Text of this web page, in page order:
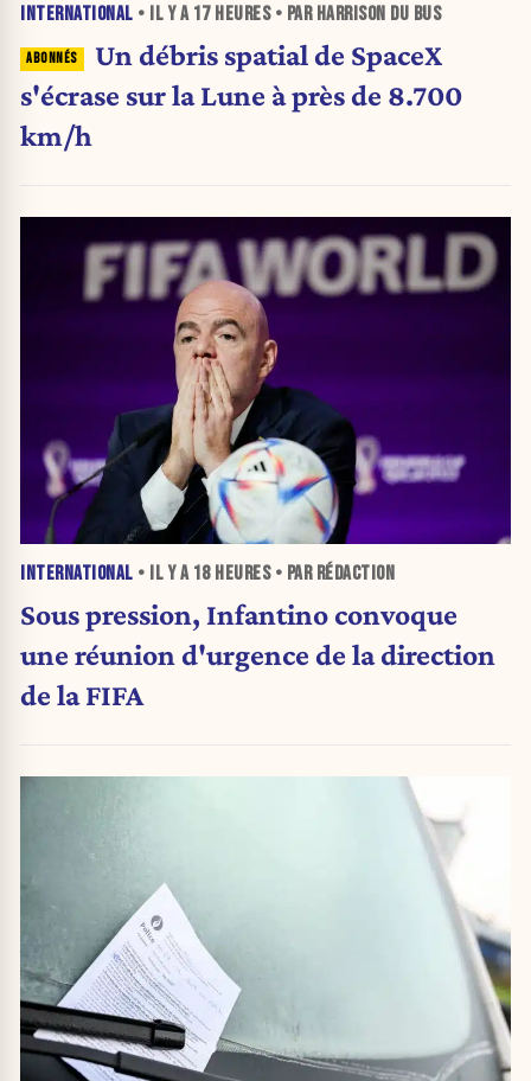
INTERNATIONAL • IL Y A 17 HEURES• PAR HARRISON DU BUS
Un débris spatial de SpaceX
s'écrase sur la Lune à près de 8.700
km/h
INTERNATIONAL • IL Y A 18 HEURES• PAR RÉDACTION
Sous pression, Infantino convoque
une réunion d'urgence de la direction
de la FIFA